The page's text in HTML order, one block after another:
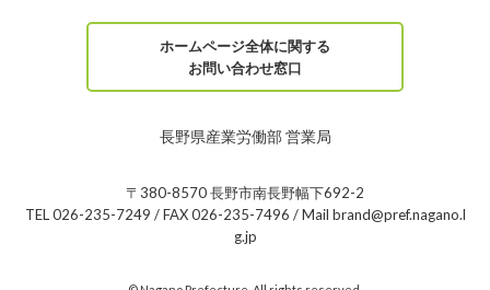
ホームページ全体に関する
お問い合わせ窓口
長野県産業労働部 営業局
〒380-8570 長野市南長野幅下692-2
TEL 026-235-7249 / FAX 026-235-7496 / Mail brand@pref.nagano.l
g.jp